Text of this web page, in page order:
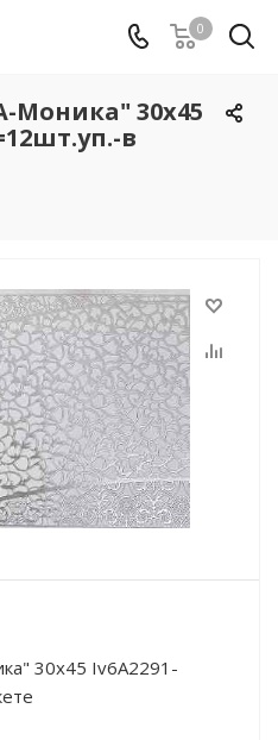
0
Моника" 30х45
в
30х45 Iv6A2291-